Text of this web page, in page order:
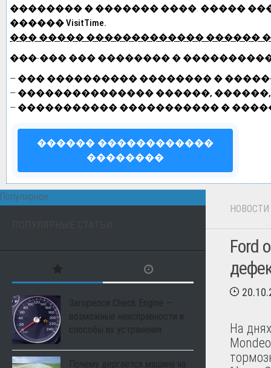
�������� � ������� ����. �����
������ VisitTime.
��� ����� ������������� ������
���-��� ��� �������� �
— ��� ���������� �������� �
— ��������������� ������,
— ����������� ����������� �
������ ������������
��������
НОВОСТИ
Ford
На
Популярное:
Загорелся Check Engine —
возможные неисправности и
способы их устранения
Почему дергается машина на